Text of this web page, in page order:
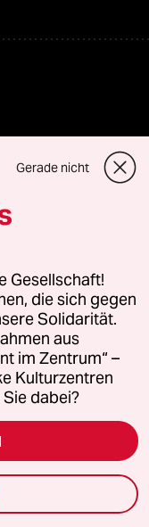
Gerade nicht
Gesellschaft!
die sich gegen
Solidarität.
aus
im Zentrum“ –
Kulturzentren
dabei?